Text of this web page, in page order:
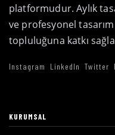
platformudur. Aylık
ve profesyonel
topluluğuna katkı
Instagram LinkedIn Twitter
KURUMSAL